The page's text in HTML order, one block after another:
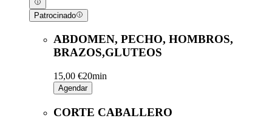
Patrocinado
ABDOMEN, PECHO, HOMBROS,
BRAZOS,GLUTEOS
15,00 €20min
Agendar
CORTE CABALLERO